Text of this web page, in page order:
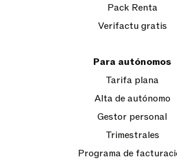
Pack Renta
Verifactu gratis
Para autónomos
Tarifa plana
Alta de autónomo
Gestor personal
Trimestrales
Programa de